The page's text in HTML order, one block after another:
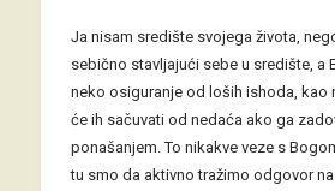
Ja nisam središte svojega života,
sebično stavljajući sebe u središte, a
neko osiguranje od loših ishoda, kao
će ih sačuvati od nedaća ako ga
ponašanjem. To nikakve veze s
tu smo da aktivno tražimo odgovor na